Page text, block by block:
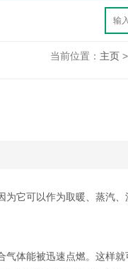
当前位置： 主页>
它可以作为取暖、蒸汽
体能被迅速点燃。这样